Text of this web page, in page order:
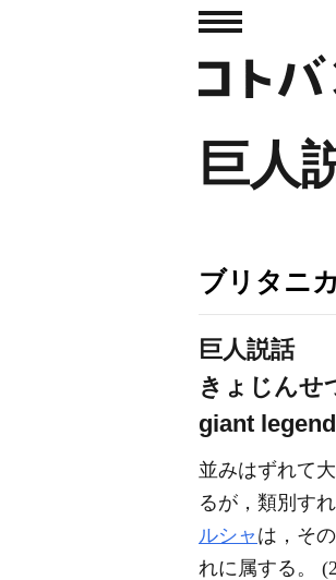
巨人
ブリタニ
巨人説話
きょじんせ
giant legend
並みはずれて
るが，類別す
ルシャ は，そ
れに属する。